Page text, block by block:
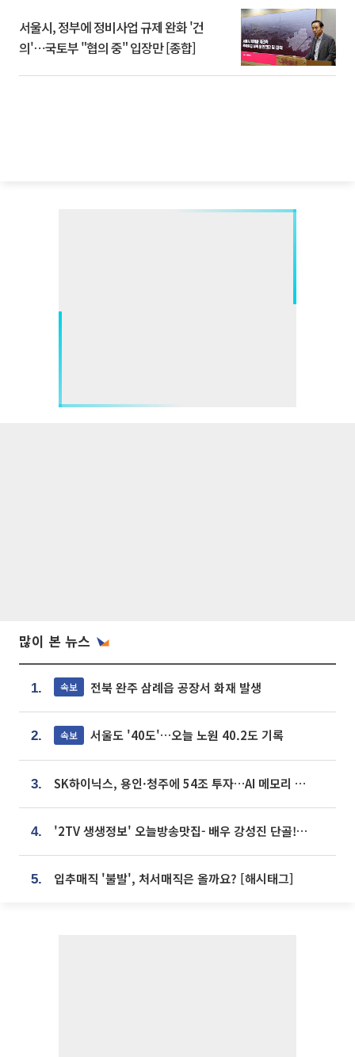
서울시, 정부에 정비사업 규제 완화 '건
의'⋯국토부 "협의 중" 입장만 [종합]
많이 본 뉴스
1. 속보 전북 완주 삼례읍 공장서 화재 발생
2. 속보 서울도 '40도'…오늘 노원 40.2도 기록
3. SK하이닉스, 용인·청주에 54조 투자…AI 메모리 생산기지 키운다
4. '2TV 생생정보' 오늘방송맛집- 배우 강성진 단골! 쌀국수ㆍ푸팟퐁 커리 맛집 '블○○○'
5. 입추매직 '불발', 처서매직은 올까요? [해시태그]